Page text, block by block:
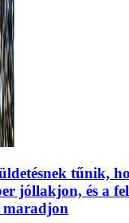
tűnik,
jóllakjon, és a
maradjon